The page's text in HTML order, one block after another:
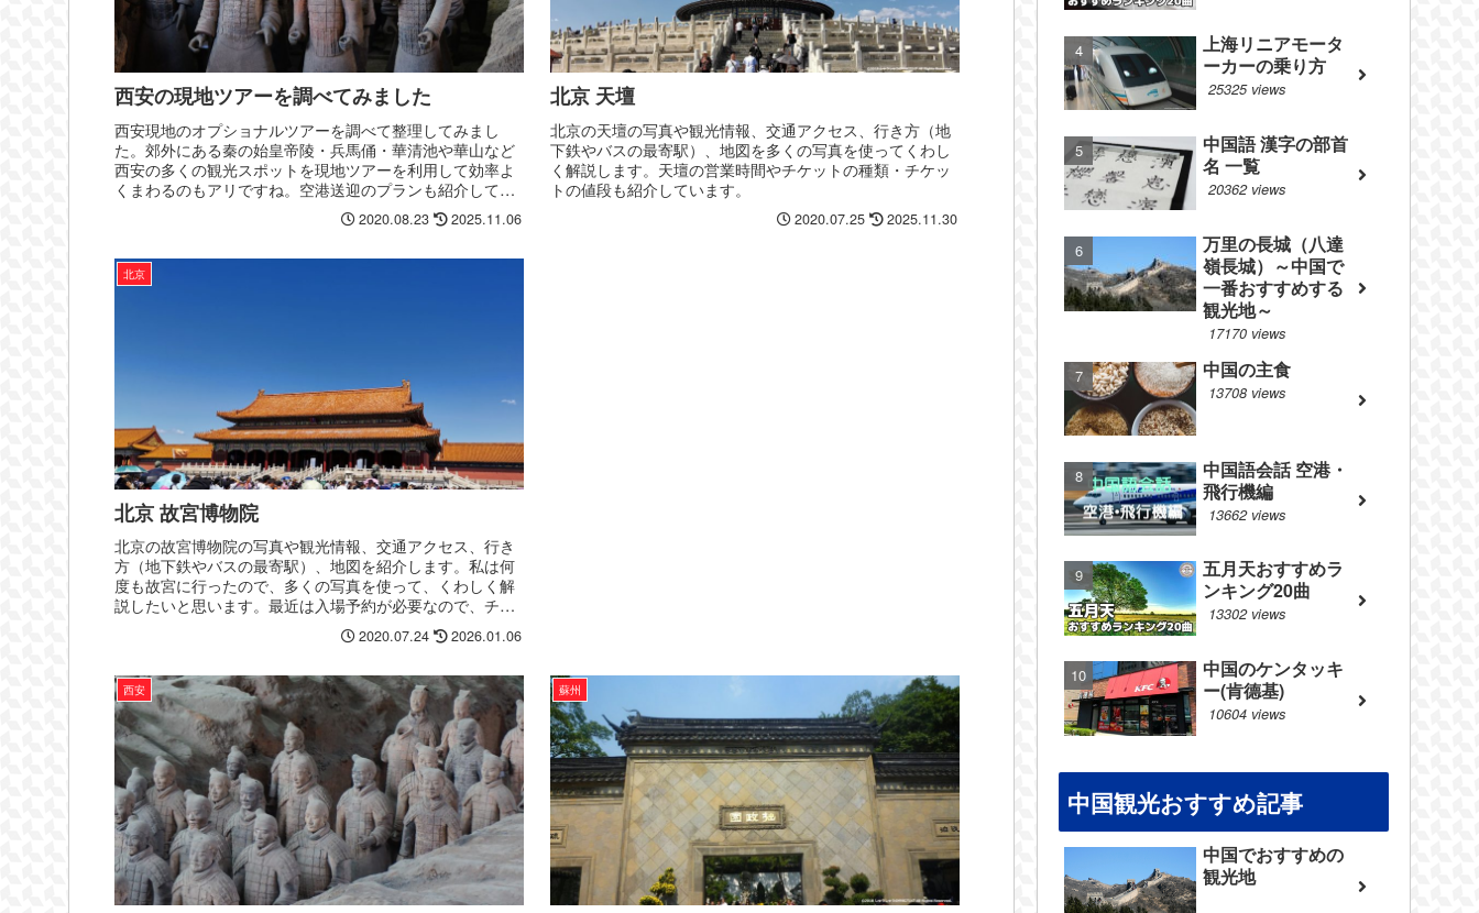
西安の現地ツアーを調べてみました
西安現地のオプショナルツアーを調べて整理してみまし
た。郊外にある秦の始皇帝陵・兵馬俑・華清池や華山など
西安の多くの観光スポットを現地ツアーを利用して効率よ
くまわるのもアリですね。空港送迎のプランも紹介してい
2020.08.23 2025.11.06
北京 天壇
北京の天壇の写真や観光情報、交通アクセス、行き方（地
下鉄やバスの最寄駅）、地図を多くの写真を使ってくわし
く解説します。天壇の営業時間やチケットの種類・チケッ
トの値段も紹介しています。
2020.07.25 2025.11.30
北京
北京 故宮博物院
北京の故宮博物院の写真や観光情報、交通アクセス、行き
方（地下鉄やバスの最寄駅）、地図を紹介します。私は何
度も故宮に行ったので、多くの写真を使って、くわしく解
説したいと思います。最近は入場予約が必要なので、チケ
ット引き換え場所なども解説しておきます。
2020.07.24 2026.01.06
西安 蘇州
上海リニアモータ
ーカーの乗り方
25325 views
中国語 漢字の部首
名 一覧
20362 views
万里の長城（八達
嶺長城）～中国で
一番おすすめする
観光地～
17170 views
中国の主食
13708 views
中国語会話 空港・
飛行機編
13662 views
五月天おすすめラ
ンキング20曲
13302 views
中国のケンタッキ
ー(肯德基)
10604 views
中国観光おすすめ記事
中国でおすすめの
観光地